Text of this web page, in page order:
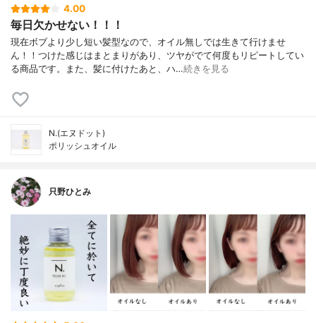
4.00
毎日欠かせない！！！
現在ボブより少し短い髪型なので、オイル無しでは生きて行けませ
ん！！つけた感じはまとまりがあり、ツヤがでて何度もリピートしてい
る商品です。また、髪に付けたあと、ハ…続きを見る
N.(エヌドット)
ポリッシュオイル
只野ひとみ